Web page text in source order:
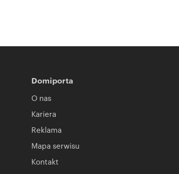
Domiporta
O nas
Kariera
Reklama
Mapa serwisu
Kontakt